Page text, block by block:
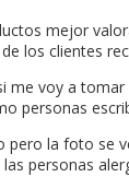
mejor
los clientes
voy a
personas
la foto se
personas